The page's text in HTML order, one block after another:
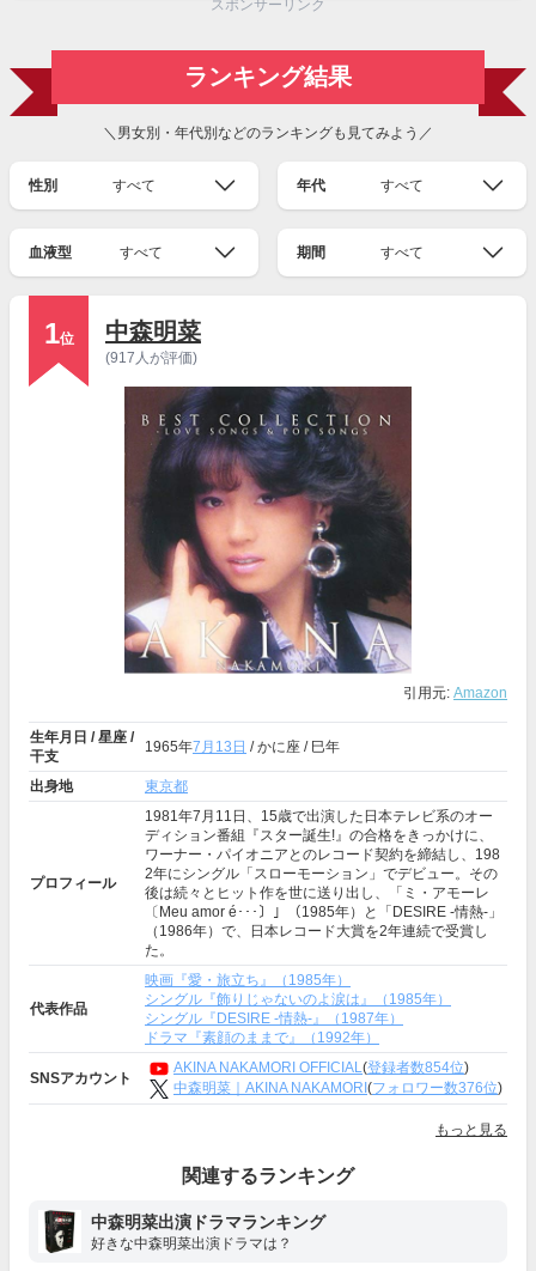
スポンサーリンク
ランキング結果
＼男女別・年代別などのランキングも見てみよう／
性別 すべて 年代 すべて
血液型 すべて 期間 すべて
1位 中森明菜
(917人が評価)
引用元: Amazon
生年月日 / 星座 /
干支
1965年7月13日 / かに座 / 巳年
出身地 東京都
プロフィール
1981年7月11日、15歳で出演した日本テレビ系のオー
ディション番組『スター誕生!』の合格をきっかけに、
ワーナー・パイオニアとのレコード契約を締結し、198
2年にシングル「スローモーション」でデビュー。その
後は続々とヒット作を世に送り出し、「ミ・アモーレ
〔Meu amor é･･･〕」（1985年）と「DESIRE -情熱-」
（1986年）で、日本レコード大賞を2年連続で受賞し
た。
代表作品
映画『愛・旅立ち』（1985年）
シングル『飾りじゃないのよ涙は』（1985年）
シングル『DESIRE -情熱-』（1987年）
ドラマ『素顔のままで』（1992年）
SNSアカウント
AKINA NAKAMORI OFFICIAL(登録者数854位)
中森明菜｜AKINA NAKAMORI(フォロワー数376位)
もっと見る
関連するランキング
中森明菜出演ドラマランキング
好きな中森明菜出演ドラマは？